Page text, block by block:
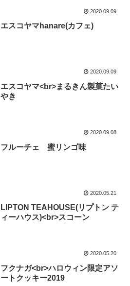
2020.09.09
エスコヤマhanare(カフェ)
2020.09.09
エスコヤマ<br>まるきん製菓たい
やき
2020.09.08
フルーチェ 蜜リンゴ味
2020.05.21
LIPTON TEAHOUSE(リプトン テ
ィーハウス)<br>スコーン
2020.05.20
フクナガ<br>ハロウィン限定アソ
ートクッキー2019